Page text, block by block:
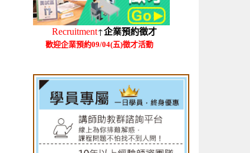
Recruitment↑企業預約徵才
歡迎企業預約09/04(五)徵才活動